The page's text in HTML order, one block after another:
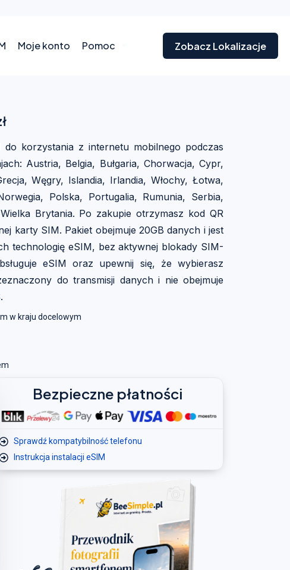
Moje konto Pomoc Zobacz Lokalizacje
korzystania z internetu mobilnego podczas
Austria, Belgia, Bułgaria, Chorwacja, Cypr,
Węgry, Islandia, Irlandia, Włochy, Łotwa,
Polska, Portugalia, Rumunia, Serbia,
Brytania. Po zakupie otrzymasz kod QR
karty SIM. Pakiet obejmuje 20GB danych i jest
technologię eSIM, bez aktywnej blokady SIM-
eSIM oraz upewnij się, że wybierasz
do transmisji danych i nie obejmuje
w kraju docelowym
Bezpieczne płatności
Sprawdź kompatybilność telefonu
Instrukcja instalacji eSIM